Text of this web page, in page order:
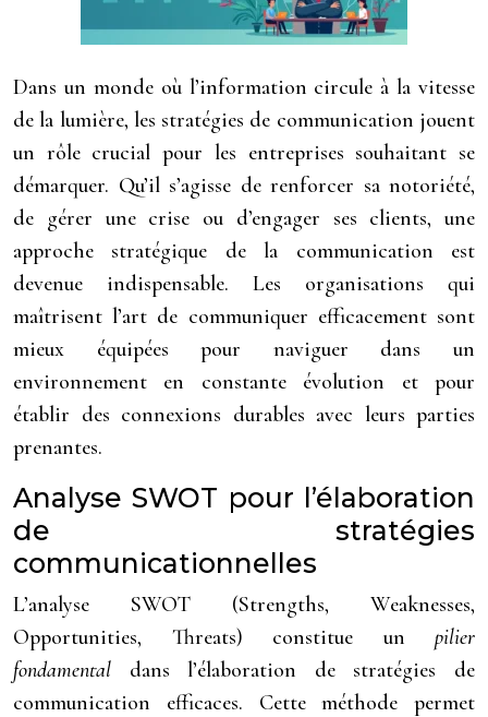
Dans un monde où l’information circule à la vitesse
de la lumière, les stratégies de communication jouent
un rôle crucial pour les entreprises souhaitant se
démarquer. Qu’il s’agisse de renforcer sa notoriété,
de gérer une crise ou d’engager ses clients, une
approche stratégique de la communication est
devenue indispensable. Les organisations qui
maîtrisent l’art de communiquer efficacement sont
mieux équipées pour naviguer dans un
environnement en constante évolution et pour
établir des connexions durables avec leurs parties
prenantes.
Analyse SWOT pour l’élaboration
de stratégies
communicationnelles
L’analyse SWOT (Strengths, Weaknesses,
Opportunities, Threats) constitue un pilier
fondamental dans l’élaboration de stratégies de
communication efficaces. Cette méthode permet